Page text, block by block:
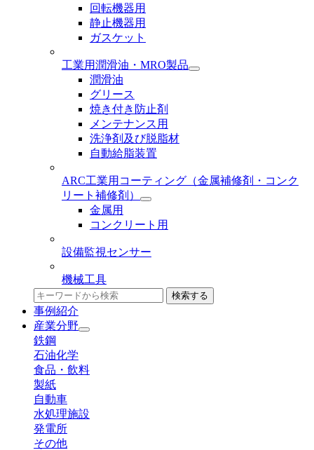
回転機器用
静止機器用
ガスケット
工業用潤滑油・MRO製品
潤滑油
グリース
焼き付き防止剤
メンテナンス用
洗浄剤及び脱脂材
自動給脂装置
ARC工業用コーティング （金属補修剤・コンク
リート補修剤）
金属用
コンクリート用
設備監視センサー
機械工具
検索する
事例紹介
産業分野
鉄鋼
石油化学
食品・飲料
製紙
自動車
水処理施設
発電所
その他